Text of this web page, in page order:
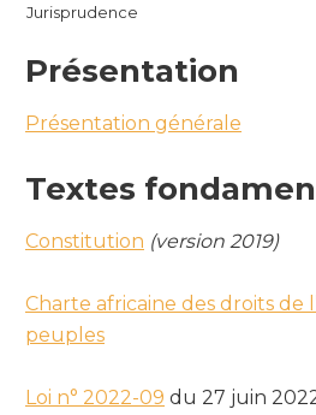
Jurisprudence
Présentation
Présentation générale
Textes
Constitution (version 2019)
Charte africaine des droits de
peuples
Loi n° 2022-09 du 27 juin